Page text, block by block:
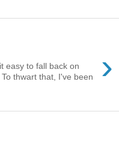
›
easy to fall back on
thwart that, I've been